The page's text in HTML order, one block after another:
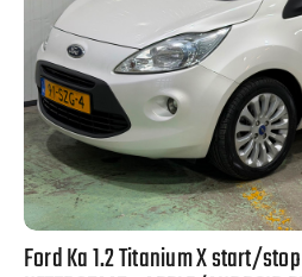
Ford Ka 1.2 Titanium X start/stop